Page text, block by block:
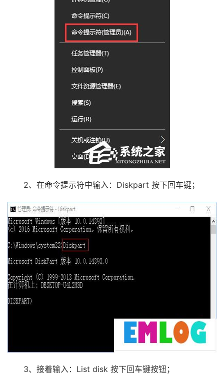
2、在命令提示符中输入：Diskpart 按下回车键；
3、接着输入：List disk 按下回车键按钮；